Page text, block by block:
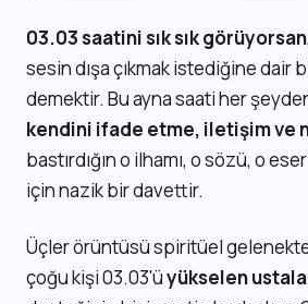
03.03 saatini sık sık görüyorsan
sesin dışa çıkmak istediğine dair
demektir. Bu ayna saati her
kendini ifade etme, iletişim ve
bastırdığın o ilhamı, o sözü, o
için nazik bir davettir.
Üçler örüntüsü spiritüel
çoğu kişi 03.03'üyükselen